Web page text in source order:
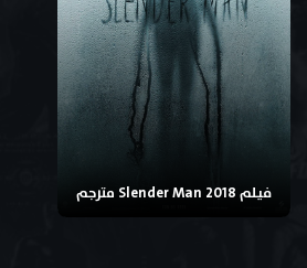
فيلم Slender Man 2018 مترجم